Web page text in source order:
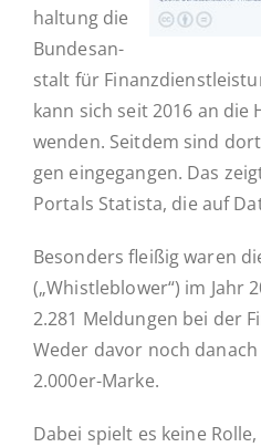
hal­tung die
Bun­des­an­
stalt für
kann sich seit 2016 an die
wenden. Seitdem sind
gen ein­ge­gan­gen. Das
Portals Sta­tis­ta, die auf
Be­son­ders fleißig waren
(„Whist­le­b­lower“) im Jahr
2.281 Mel­dun­gen bei der
Weder davor noch
2.000er-Marke.
Dabei spielt es keine